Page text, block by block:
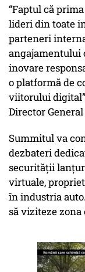
“Faptul că
lideri din toate
parteneri
angajamentului
inovare
o platformă de
viitorului
Director
Summitul va
dezbateri
securității
virtuale,
în industria
să viziteze